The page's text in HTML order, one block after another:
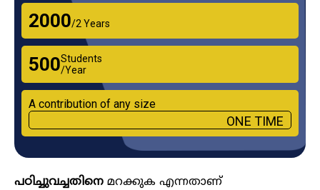
₹2000/2 Years
₹500Students
/Year
A contribution of any size
ONE TIME
പഠിച്ചുവച്ചതിനെ മറക്കുക എന്നതാണ്